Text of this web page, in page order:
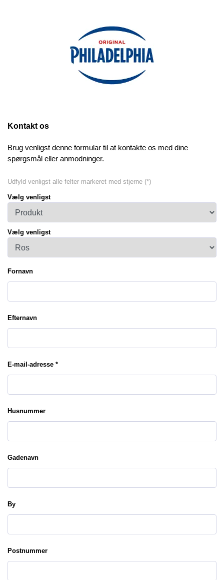
Kontakt os
Brug venligst denne formular til at kontakte os med dine
spørgsmål eller anmodninger.
Udfyld venligst alle felter markeret med stjerne (*)
Vælg venligst
Vælg venligst
Fornavn
Efternavn
E-mail-adresse *
Husnummer
Gadenavn
By
Postnummer